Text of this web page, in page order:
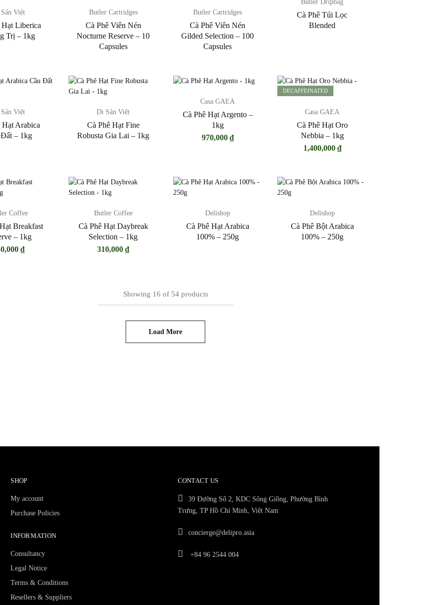
Việt
Hạt Liberica
Trị – 1kg
Butler Cartridges
Cà Phê Viên Nén
Nocturne Reserve – 10
Capsules
Butler Cartridges
Cà Phê Viên Nén
Gilded Selection – 100
Capsules
Butler Dripbag
Cà Phê Túi Lọc
Blended
Việt
Hạt Arabica
– 1kg
Di Sản Việt
Cà Phê Hạt Fine
Robusta Gia Lai – 1kg
Casa GAEA
Cà Phê Hạt Argento –
1kg
970,000 ₫
DECAFFEINATED
Casa GAEA
Cà Phê Hạt Oro
Nebbia – 1kg
1,400,000 ₫
Coffee
Breakfast
– 1kg
₫
Butler Coffee
Cà Phê Hạt Daybreak
Selection – 1kg
310,000₫
Delishop
Cà Phê Hạt Arabica
100% – 250g
Delishop
Cà Phê Bột Arabica
100% – 250g
Showing 16 of 54 products
Load More
SHOP
My account
Purchase Policies
INFORMATION
Consultancy
Legal Notice
Terms & Conditions
Resellers & Suppliers
CONTACT US
39 Đường Số 2, KDC Sông Giồng, Phường Bình
Trưng, TP Hồ Chí Minh, Việt Nam
concierge@delipro.asia
+84 96 2544 004